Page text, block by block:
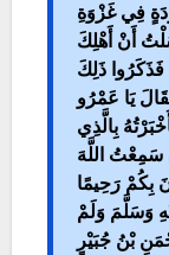
فِي غَزْوَةِ
أَنْ أَهْلِكَ
ذَلِكَ
يَا عَمْرُو
بِالَّذِي
سَمِعْتُ اللَّهَ
بِكُمْ رَحِيمًا
وَسَلَّمَ وَلَمْ
بْنُ جُبَيْرٍ